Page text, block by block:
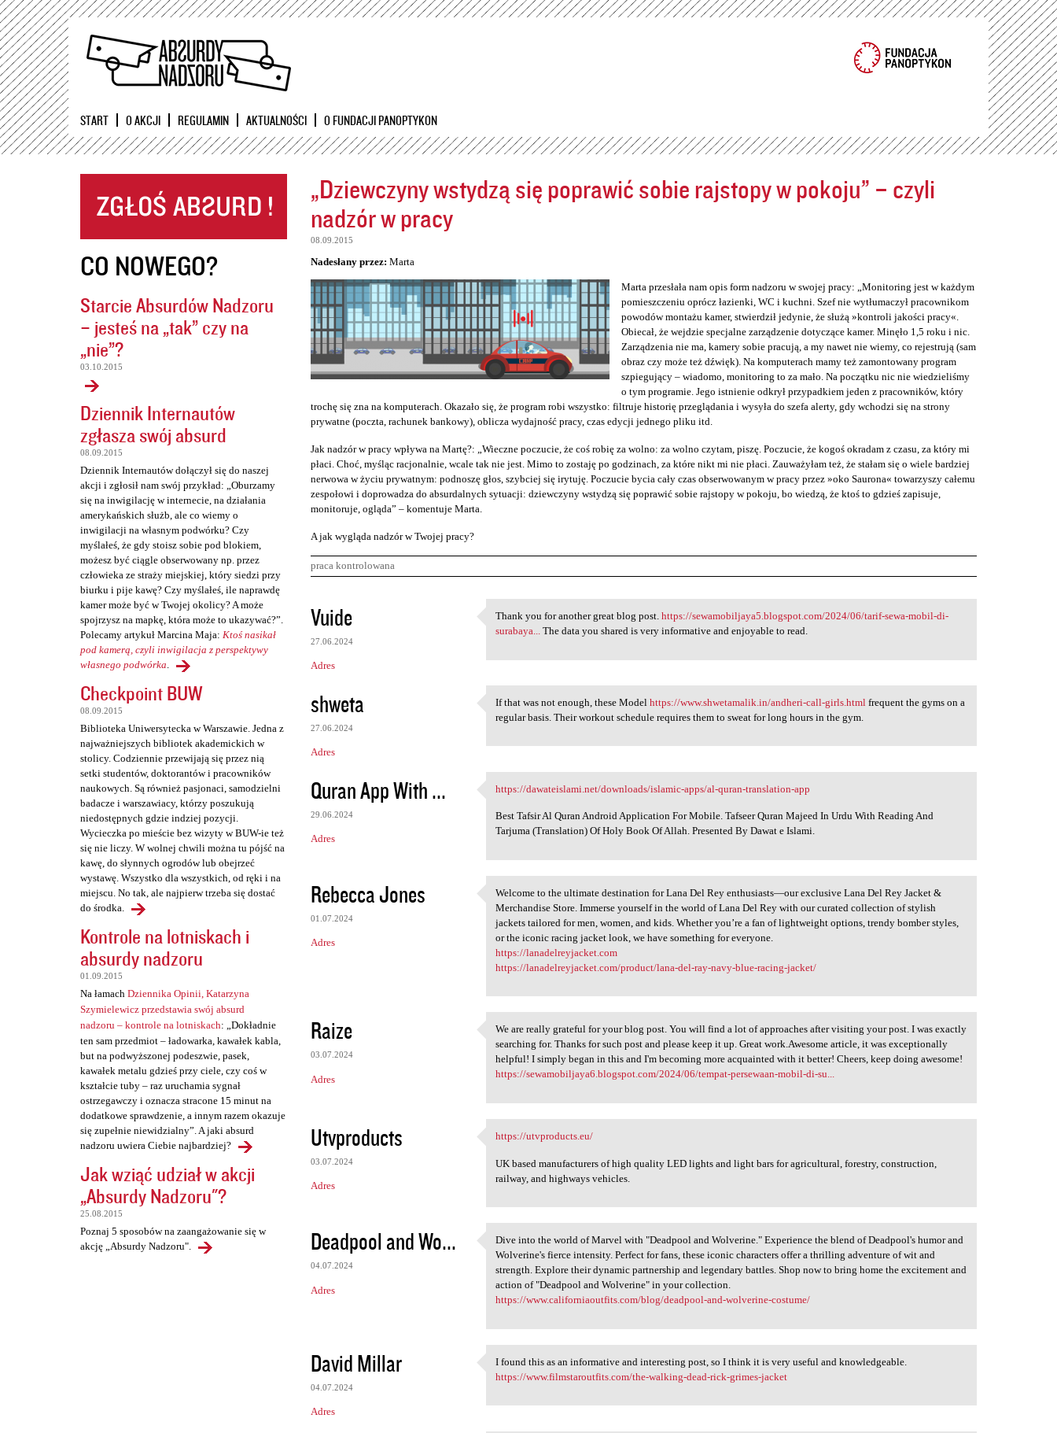
Przejdź
START O AKCJI REGULAMIN AKTUALNOŚCI O FUNDACJI PANOPTYKON
CO NOWEGO?
Starcie Absurdów Nadzoru
– jesteś na „tak” czy na
„nie”?
03.10.2015
Dziennik Internautów
zgłasza swój absurd
08.09.2015
Dziennik Internautów dołączył się do naszej
akcji i zgłosił nam swój przykład: „Oburzamy
się na inwigilację w internecie, na działania
amerykańskich służb, ale co wiemy o
inwigilacji na własnym podwórku? Czy
myślałeś, że gdy stoisz sobie pod blokiem,
możesz być ciągle obserwowany np. przez
człowieka ze straży miejskiej, który siedzi przy
biurku i pije kawę? Czy myślałeś, ile naprawdę
kamer może być w Twojej okolicy? A może
spojrzysz na mapkę, która może to ukazywać?”.
Polecamy artykuł Marcina Maja: Ktoś nasikał
pod kamerą, czyli inwigilacja z perspektywy
własnego podwórka.
Checkpoint BUW
08.09.2015
Biblioteka Uniwersytecka w Warszawie. Jedna z
najważniejszych bibliotek akademickich w
stolicy. Codziennie przewijają się przez nią
setki studentów, doktorantów i pracowników
naukowych. Są również pasjonaci, samodzielni
badacze i warszawiacy, którzy poszukują
niedostępnych gdzie indziej pozycji.
Wycieczka po mieście bez wizyty w BUW-ie też
się nie liczy. W wolnej chwili można tu pójść na
kawę, do słynnych ogrodów lub obejrzeć
wystawę. Wszystko dla wszystkich, od ręki i na
miejscu. No tak, ale najpierw trzeba się dostać
do środka.
Kontrole na lotniskach i
absurdy nadzoru
01.09.2015
Na łamach Dziennika Opinii, Katarzyna
Szymielewicz przedstawia swój absurd
nadzoru – kontrole na lotniskach: „Dokładnie
ten sam przedmiot – ładowarka, kawałek kabla,
but na podwyższonej podeszwie, pasek,
kawałek metalu gdzieś przy ciele, czy coś w
kształcie tuby – raz uruchamia sygnał
ostrzegawczy i oznacza stracone 15 minut na
dodatkowe sprawdzenie, a innym razem okazuje
się zupełnie niewidzialny”. A jaki absurd
nadzoru uwiera Ciebie najbardziej?
Jak wziąć udział w akcji
„Absurdy Nadzoru"?
25.08.2015
Poznaj 5 sposobów na zaangażowanie się w
akcję „Absurdy Nadzoru".
„Dziewczyny wstydzą się poprawić sobie rajstopy w pokoju” – czyli
nadzór w pracy
08.09.2015
Nadesłany przez: Marta
Marta przesłała nam opis form nadzoru w swojej pracy: „Monitoring jest w każdym
pomieszczeniu oprócz łazienki, WC i kuchni. Szef nie wytłumaczył pracownikom
powodów montażu kamer, stwierdził jedynie, że służą »kontroli jakości pracy«.
Obiecał, że wejdzie specjalne zarządzenie dotyczące kamer. Minęło 1,5 roku i nic.
Zarządzenia nie ma, kamery sobie pracują, a my nawet nie wiemy, co rejestrują (sam
obraz czy może też dźwięk). Na komputerach mamy też zamontowany program
szpiegujący – wiadomo, monitoring to za mało. Na początku nic nie wiedzieliśmy
o tym programie. Jego istnienie odkrył przypadkiem jeden z pracowników, który
trochę się zna na komputerach. Okazało się, że program robi wszystko: filtruje historię przeglądania i wysyła do szefa alerty, gdy wchodzi się na strony
prywatne (poczta, rachunek bankowy), oblicza wydajność pracy, czas edycji jednego pliku itd.
Jak nadzór w pracy wpływa na Martę?: „Wieczne poczucie, że coś robię za wolno: za wolno czytam, piszę. Poczucie, że kogoś okradam z czasu, za który mi
płaci. Choć, myśląc racjonalnie, wcale tak nie jest. Mimo to zostaję po godzinach, za które nikt mi nie płaci. Zauważyłam też, że stałam się o wiele bardziej
nerwowa w życiu prywatnym: podnoszę głos, szybciej się irytuję. Poczucie bycia cały czas obserwowanym w pracy przez »oko Saurona« towarzyszy całemu
zespołowi i doprowadza do absurdalnych sytuacji: dziewczyny wstydzą się poprawić sobie rajstopy w pokoju, bo wiedzą, że ktoś to gdzieś zapisuje,
monitoruje, ogląda” – komentuje Marta.
A jak wygląda nadzór w Twojej pracy?
praca kontrolowana
K
o
m
e
n
t
r
z
e
Vuide
27.06.2024
Adres
Thank you for another great
Thank you for another great blog post.https://sewamobiljaya5.blogspot.com/2024/06/tarif-sewa-mobil-di-
surabaya... The data you shared is very informative and enjoyable to read.
shweta
27.06.2024
Adres
If that was not enough, these
If that was not enough, these Modelhttps://www.shwetamalik.in/andheri-call-girls.html frequent the gyms on a
regular basis. Their workout schedule requires them to sweat for long hours in the gym.
Quran App With ...
29.06.2024
Adres
https://dawateislami.net
https://dawateislami.net/downloads/islamic-apps/al-quran-translation-app
Best Tafsir Al Quran Android Application For Mobile. Tafseer Quran Majeed In Urdu With Reading And
Tarjuma (Translation) Of Holy Book Of Allah. Presented By Dawat e Islami.
Rebecca Jones
01.07.2024
Adres
Welcome to the ultimate
Welcome to the ultimate destination for Lana Del Rey enthusiasts—our exclusive Lana Del Rey Jacket &
Merchandise Store. Immerse yourself in the world of Lana Del Rey with our curated collection of stylish
jackets tailored for men, women, and kids. Whether you’re a fan of lightweight options, trendy bomber styles,
or the iconic racing jacket look, we have something for everyone.
https://lanadelreyjacket.com
https://lanadelreyjacket.com/product/lana-del-ray-navy-blue-racing-jacket/
Raize
03.07.2024
Adres
We are really grateful for
We are really grateful for your blog post. You will find a lot of approaches after visiting your post. I was exactly
searching for. Thanks for such post and please keep it up. Great work.Awesome article, it was exceptionally
helpful! I simply began in this and I'm becoming more acquainted with it better! Cheers, keep doing awesome!
https://sewamobiljaya6.blogspot.com/2024/06/tempat-persewaan-mobil-di-su...
Utvproducts
03.07.2024
Adres
https://utvproducts.eu/
https://utvproducts.eu/
UK based manufacturers of high quality LED lights and light bars for agricultural, forestry, construction,
railway, and highways vehicles.
Deadpool and Wo...
04.07.2024
Adres
Dive into the world of Marvel
Dive into the world of Marvel with "Deadpool and Wolverine." Experience the blend of Deadpool's humor and
Wolverine's fierce intensity. Perfect for fans, these iconic characters offer a thrilling adventure of wit and
strength. Explore their dynamic partnership and legendary battles. Shop now to bring home the excitement and
action of "Deadpool and Wolverine" in your collection.
https://www.californiaoutfits.com/blog/deadpool-and-wolverine-costume/
David Millar
04.07.2024
Adres
I found this as an
I found this as an informative and interesting post, so I think it is very useful and knowledgeable.
https://www.filmstaroutfits.com/the-walking-dead-rick-grimes-jacket